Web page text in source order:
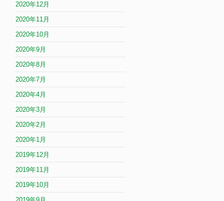
2020年12月
2020年11月
2020年10月
2020年9月
2020年8月
2020年7月
2020年4月
2020年3月
2020年2月
2020年1月
2019年12月
2019年11月
2019年10月